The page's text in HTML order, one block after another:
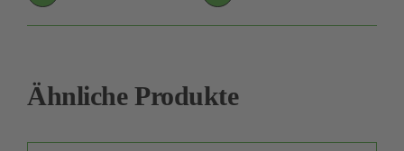
Ähnliche Produkte